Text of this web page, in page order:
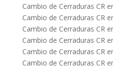
Cambio de Cerraduras CR
Cambio de Cerraduras CR
Cambio de Cerraduras CR
Cambio de Cerraduras CR
Cambio de Cerraduras CR
Cambio de Cerraduras CR